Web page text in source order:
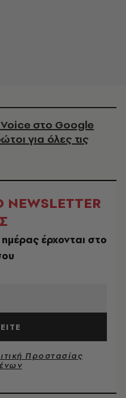
στο Google
για όλες τις
έρχονται στο
Προστασίας